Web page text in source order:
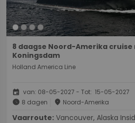
8 daagse Noord-Amerika cruise
Koningsdam
Holland America Line
event van: 08-05-2027 - Tot: 15-05-2027
schedule 8 dagen place Noord-Amerika
Vaarroute: